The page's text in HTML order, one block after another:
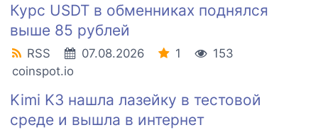
Курс USDT в обменниках поднялся
выше 85 рублей
RSS 07.08.2026 1
153
coinspot.io
Kimi K3 нашла лазейку в тестовой
среде и вышла в интернет